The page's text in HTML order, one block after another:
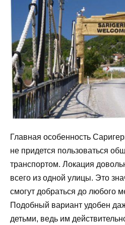
Главная особенность
не придется пользоваться
транспортом. Локация
всего из одной улицы. Это
смогут добраться до любого
Подобный вариант удобен
детьми, ведь им